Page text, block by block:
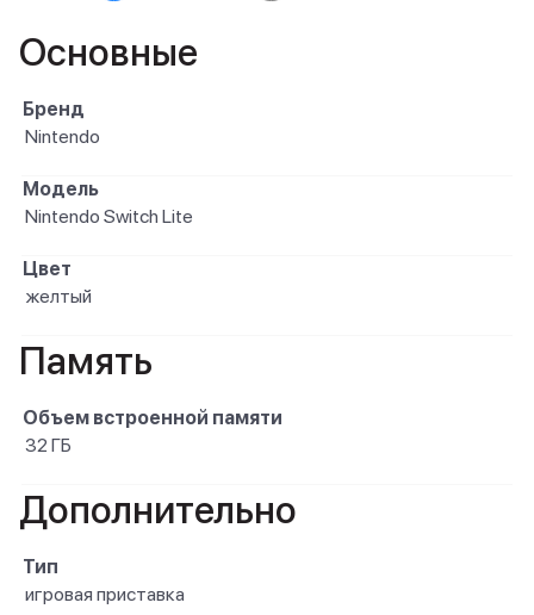
Основные
Бренд
Nintendo
Модель
Nintendo Switch Lite
Цвет
желтый
Память
Объем встроенной памяти
32 ГБ
Дополнительно
Тип
игровая приставка